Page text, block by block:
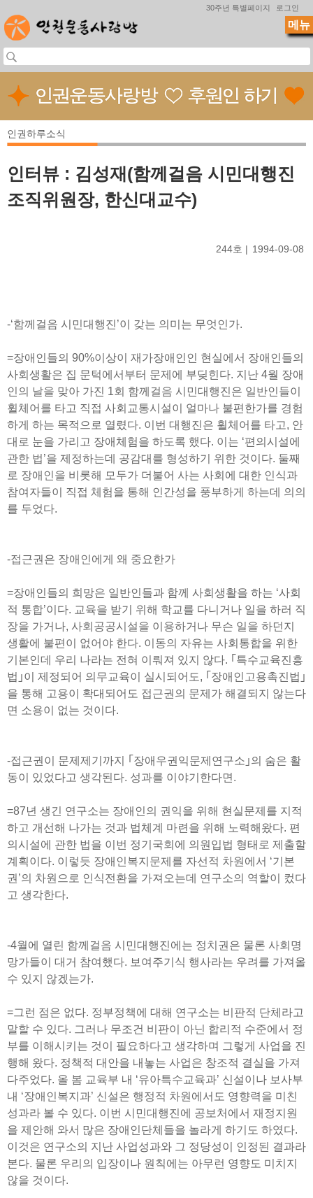
30주년 특별페이지 로그인
인권하루소식
인터뷰 : 김성재(함께걸음 시민대행진
조직위원장, 한신대교수)
244호 1994-09-08
-‘함께걸음 시민대행진’이 갖는 의미는 무엇인가.
=장애인들의 90%이상이 재가장애인인 현실에서 장애인들의
사회생활은 집 문턱에서부터 문제에 부딪힌다. 지난 4월 장애
인의 날을 맞아 가진 1회 함께걸음 시민대행진은 일반인들이
휠체어를 타고 직접 사회교통시설이 얼마나 불편한가를 경험
하게 하는 목적으로 열렸다. 이번 대행진은 휠체어를 타고, 안
대로 눈을 가리고 장애체험을 하도록 했다. 이는 ‘편의시설에
관한 법’을 제정하는데 공감대를 형성하기 위한 것이다. 둘째
로 장애인을 비롯해 모두가 더불어 사는 사회에 대한 인식과
참여자들이 직접 체험을 통해 인간성을 풍부하게 하는데 의의
를 두었다.
-접근권은 장애인에게 왜 중요한가
=장애인들의 희망은 일반인들과 함께 사회생활을 하는 ‘사회
적 통합’이다. 교육을 받기 위해 학교를 다니거나 일을 하러 직
장을 가거나, 사회공공시설을 이용하거나 무슨 일을 하던지
생활에 불편이 없어야 한다. 이동의 자유는 사회통합을 위한
기본인데 우리 나라는 전혀 이뤄져 있지 않다. ｢특수교육진흥
법｣이 제정되어 의무교육이 실시되어도, ｢장애인고용촉진법｣
을 통해 고용이 확대되어도 접근권의 문제가 해결되지 않는다
면 소용이 없는 것이다.
-접근권이 문제제기까지 ｢장애우권익문제연구소｣의 숨은 활
동이 있었다고 생각된다. 성과를 이야기한다면.
=87년 생긴 연구소는 장애인의 권익을 위해 현실문제를 지적
하고 개선해 나가는 것과 법체계 마련을 위해 노력해왔다. 편
의시설에 관한 법을 이번 정기국회에 의원입법 형태로 제출할
계획이다. 이렇듯 장애인복지문제를 자선적 차원에서 ‘기본
권’의 차원으로 인식전환을 가져오는데 연구소의 역할이 컸다
고 생각한다.
-4월에 열린 함께걸음 시민대행진에는 정치권은 물론 사회명
망가들이 대거 참여했다. 보여주기식 행사라는 우려를 가져올
수 있지 않겠는가.
=그런 점은 없다. 정부정책에 대해 연구소는 비판적 단체라고
말할 수 있다. 그러나 무조건 비판이 아닌 합리적 수준에서 정
부를 이해시키는 것이 필요하다고 생각하며 그렇게 사업을 진
행해 왔다. 정책적 대안을 내놓는 사업은 창조적 결실을 가져
다주었다. 올 봄 교육부 내 ‘유아특수교육과’ 신설이나 보사부
내 ‘장애인복지과’ 신설은 행정적 차원에서도 영향력을 미친
성과라 볼 수 있다. 이번 시민대행진에 공보처에서 재정지원
을 제안해 와서 많은 장애인단체들을 놀라게 하기도 하였다.
이것은 연구소의 지난 사업성과와 그 정당성이 인정된 결과라
본다. 물론 우리의 입장이나 원칙에는 아무런 영향도 미치지
않을 것이다.
메뉴